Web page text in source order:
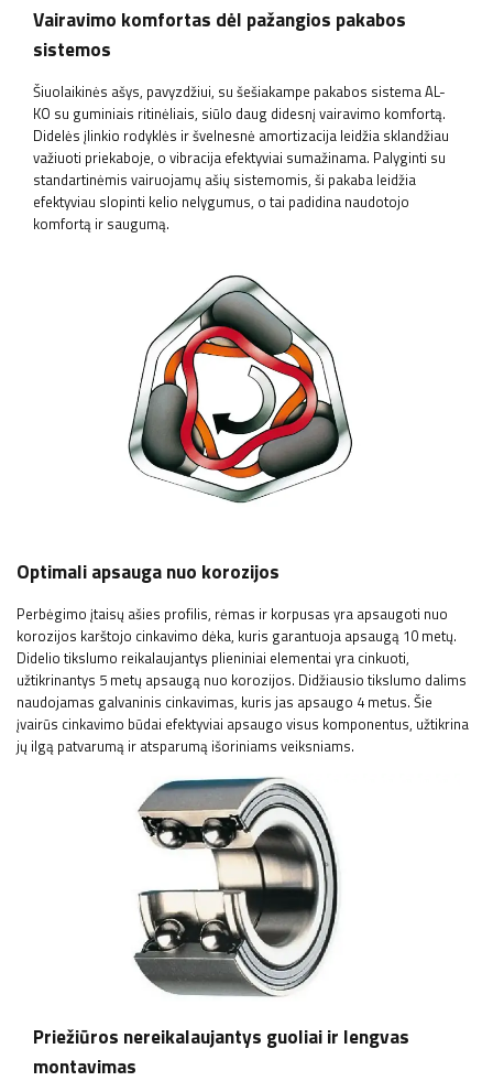
Vairavimo komfortas dėl pažangios pakabos
sistemos
Šiuolaikinės ašys, pavyzdžiui, su šešiakampe pakabos sistema AL-
KO su guminiais ritinėliais, siūlo daug didesnį vairavimo komfortą.
Didelės įlinkio rodyklės ir švelnesnė amortizacija leidžia sklandžiau
važiuoti priekaboje, o vibracija efektyviai sumažinama. Palyginti su
standartinėmis vairuojamų ašių sistemomis, ši pakaba leidžia
efektyviau slopinti kelio nelygumus, o tai padidina naudotojo
komfortą ir saugumą.
Optimali apsauga nuo korozijos
Perbėgimo įtaisų ašies profilis, rėmas ir korpusas yra apsaugoti nuo
korozijos karštojo cinkavimo dėka, kuris garantuoja apsaugą 10 metų.
Didelio tikslumo reikalaujantys plieniniai elementai yra cinkuoti,
užtikrinantys 5 metų apsaugą nuo korozijos. Didžiausio tikslumo dalims
naudojamas galvaninis cinkavimas, kuris jas apsaugo 4 metus. Šie
įvairūs cinkavimo būdai efektyviai apsaugo visus komponentus, užtikrina
jų ilgą patvarumą ir atsparumą išoriniams veiksniams.
Priežiūros nereikalaujantys guoliai ir lengvas
montavimas